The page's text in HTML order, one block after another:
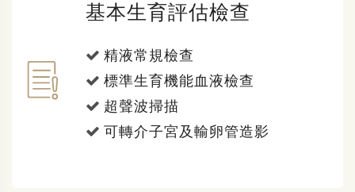
基本生育評估檢查
精液常規檢查
標準生育機能血液檢查
超聲波掃描
可轉介子宮及輸卵管造影